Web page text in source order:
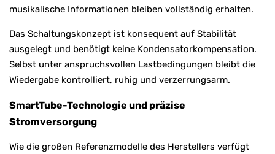
musikalische Informationen bleiben vollständig erhalten.
Das Schaltungskonzept ist konsequent auf Stabilität
ausgelegt und benötigt keine Kondensatorkompensation.
Selbst unter anspruchsvollen Lastbedingungen bleibt die
Wiedergabe kontrolliert, ruhig und verzerrungsarm.
SmartTube-Technologie und präzise
Stromversorgung
Wie die großen Referenzmodelle des Herstellers verfügt